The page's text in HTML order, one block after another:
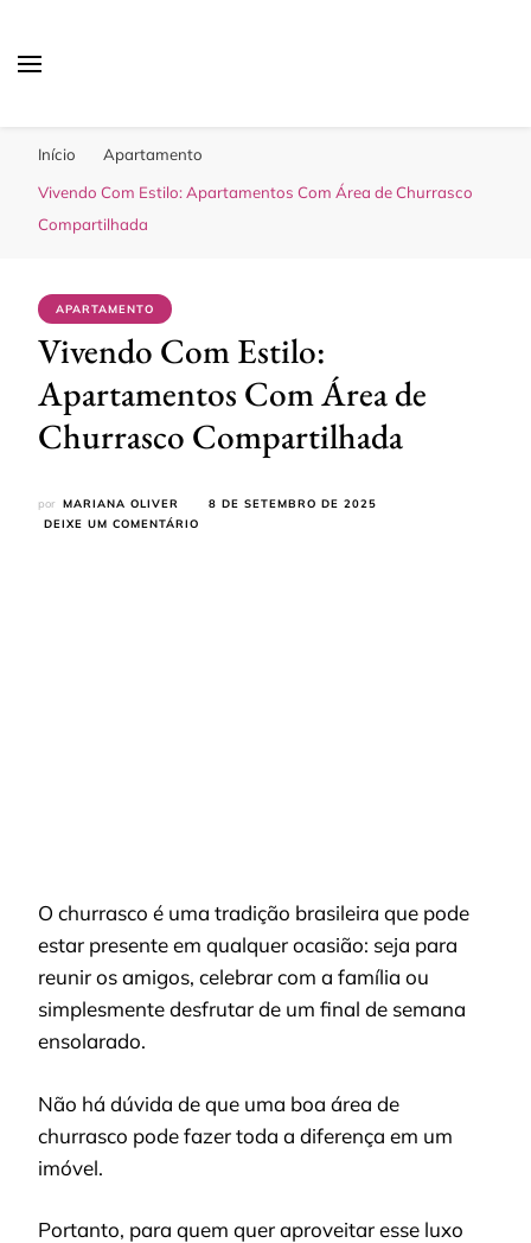
Início
Apartamento
Vivendo Com Estilo: Apartamentos Com Área de Churrasco
Compartilhada
APARTAMENTO
Vivendo Com Estilo:
Apartamentos Com Área de
Churrasco Compartilhada
por MARIANA OLIVER
8 DE SETEMBRO DE 2025
DEIXE UM COMENTÁRIO
O churrasco é uma tradição brasileira que pode
estar presente em qualquer ocasião: seja para
reunir os amigos, celebrar com a família ou
simplesmente desfrutar de um final de semana
ensolarado.
Não há dúvida de que uma boa área de
churrasco pode fazer toda a diferença em um
imóvel.
Portanto, para quem quer aproveitar esse luxo